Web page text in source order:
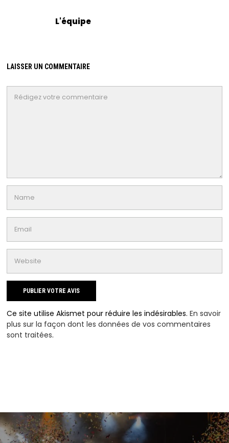
L'équipe
LAISSER UN COMMENTAIRE
Ce site utilise Akismet pour réduire les indésirables.En savoir
plus sur la façon dont les données de vos commentaires
sont traitées.